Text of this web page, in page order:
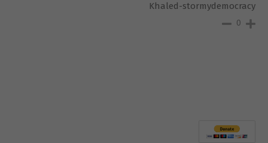
Khaled-stormydemocracy
0